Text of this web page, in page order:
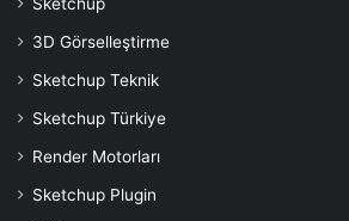
Bonusu
casino
bonusu
veren
3D Görselleştirme
Sketchup Teknik
Sketchup Türkiye
Render Motorları
Sketchup Plugin